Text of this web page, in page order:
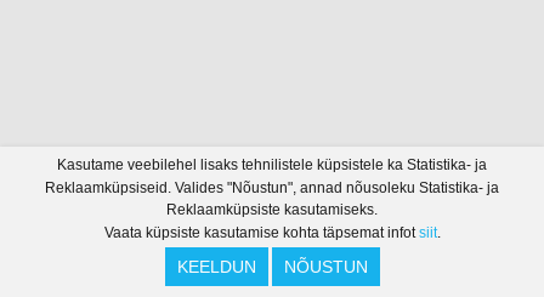
Kasutame veebilehel lisaks tehnilistele küpsistele ka Statistika- ja
Reklaamküpsiseid. Valides "Nõustun", annad nõusoleku Statistika- ja
Reklaamküpsiste kasutamiseks.
Vaata küpsiste kasutamise kohta täpsemat infotsiit.
KEELDUN NÕUSTUN